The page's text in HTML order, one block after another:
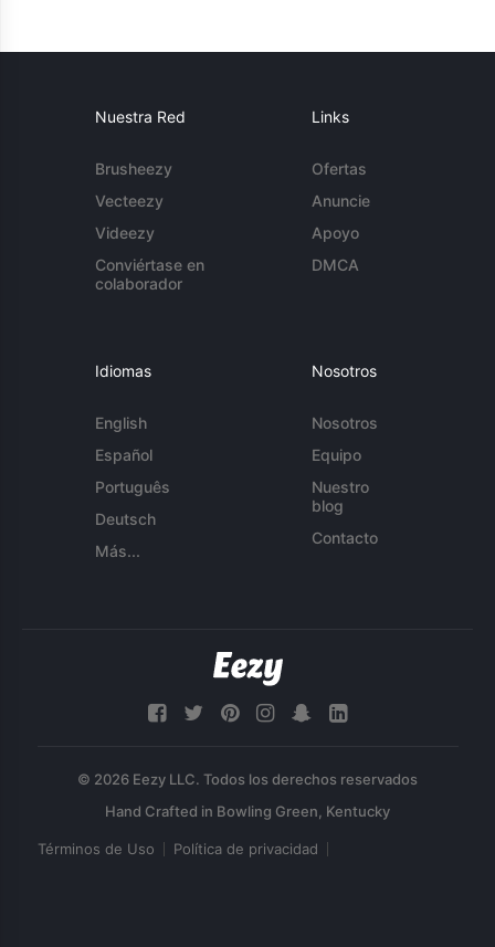
Nuestra Red
Brusheezy
Vecteezy
Videezy
Conviértase en
colaborador
Links
Ofertas
Anuncie
Apoyo
DMCA
Idiomas
English
Español
Português
Deutsch
Más...
Nosotros
Nosotros
Equipo
Nuestro
blog
Contacto
© 2026 Eezy LLC. Todos los derechos reservados
Términos de Uso Política de privacidad